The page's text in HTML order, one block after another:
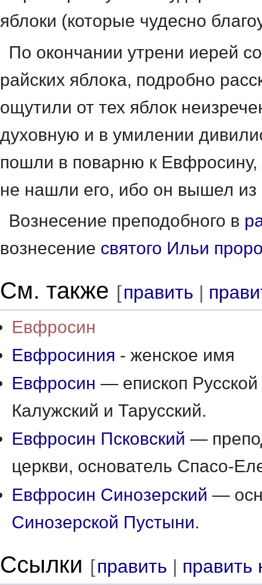
яблоки (которые чудесно
По окончании утрени иерей
райских яблока, подробно
ощутили от тех яблок
духовную и в умилении
пошли в поварню к
не нашли его, ибо он вышел из
Вознесение преподобного в
вознесение святого Ильи
См. также [править |
Евфросин
Евфросиния - женское имя
Евфросин — епископ Русской
Калужский и Тарусский.
Евфросин Псковский —
церкви, основатель Спасо-
Евфросин Синозерский —
Синозерской Пустыни.
Ссылки [править | править